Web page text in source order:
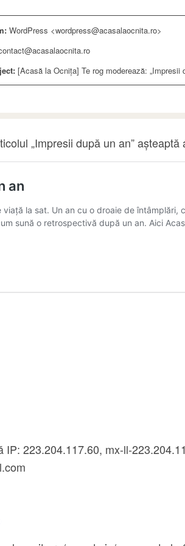
WordPress <wordpress@acasalaocnita.ro>
[Acasă la Ocnița] Te rog moderează: „Impresii
„Impresii după un an” așteaptă
IP: 223.204.117.60, mx-ll-